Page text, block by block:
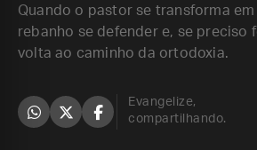
Quando o pastor se transforma
rebanho se defender e, se preciso
volta ao caminho da ortodoxia.
Evangelize,
compartilhando.